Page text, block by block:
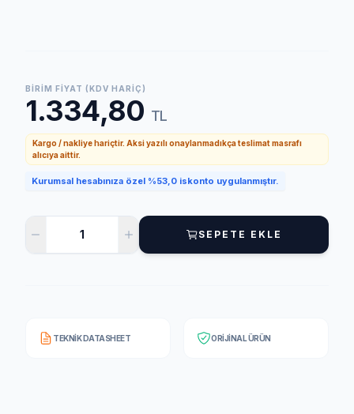
BIRIM FIYAT (KDV HARIÇ)
1.334,80 TL
Kargo / nakliye hariçtir. Aksi yazılı onaylanmadıkça teslimat masrafı
alıcıya aittir.
Kurumsal hesabınıza özel %53,0 iskonto uygulanmıştır.
SEPETE EKLE
TEKNIK DATASHEET ORIJINAL ÜRÜN